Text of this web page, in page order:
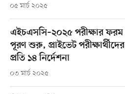
০৫ মার্চ ২০২৫
এইচএসসি–২০২৫ পরীক্ষার ফরম
পূরণ শুরু, প্রাইভেট পরীক্ষার্থীদের
প্রতি ১৪ নির্দেশনা
০৩ মার্চ ২০২৫